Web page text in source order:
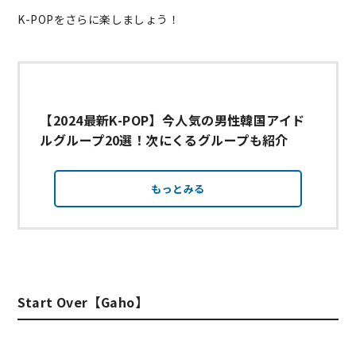
K-POPをさらに楽しましょう！
【2024最新K-POP】今人気の男性韓国アイド
ルグループ20選！次にくるグループも紹介
もっとみる
Start Over【Gaho】